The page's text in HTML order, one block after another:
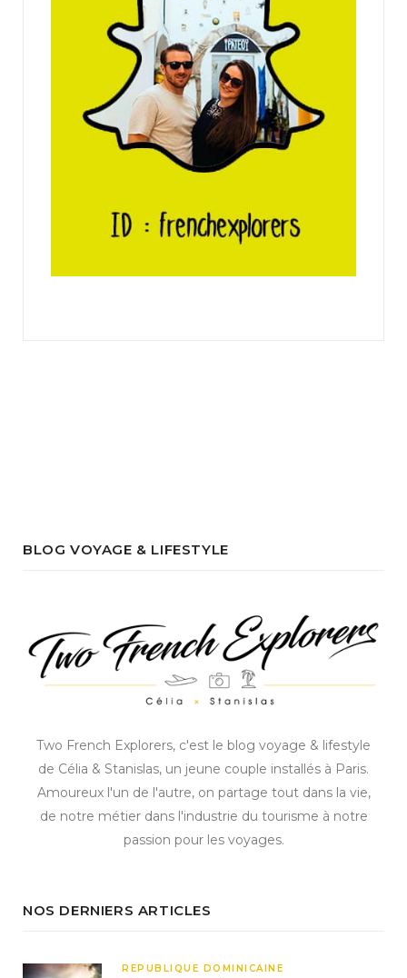
BLOG VOYAGE & LIFESTYLE
Two French Explorers, c'est le blog voyage & lifestyle
de Célia & Stanislas, un jeune couple installés à Paris.
Amoureux l'un de l'autre, on partage tout dans la vie,
de notre métier dans l'industrie du tourisme à notre
passion pour les voyages.
NOS DERNIERS ARTICLES
RÉPUBLIQUE DOMINICAINE